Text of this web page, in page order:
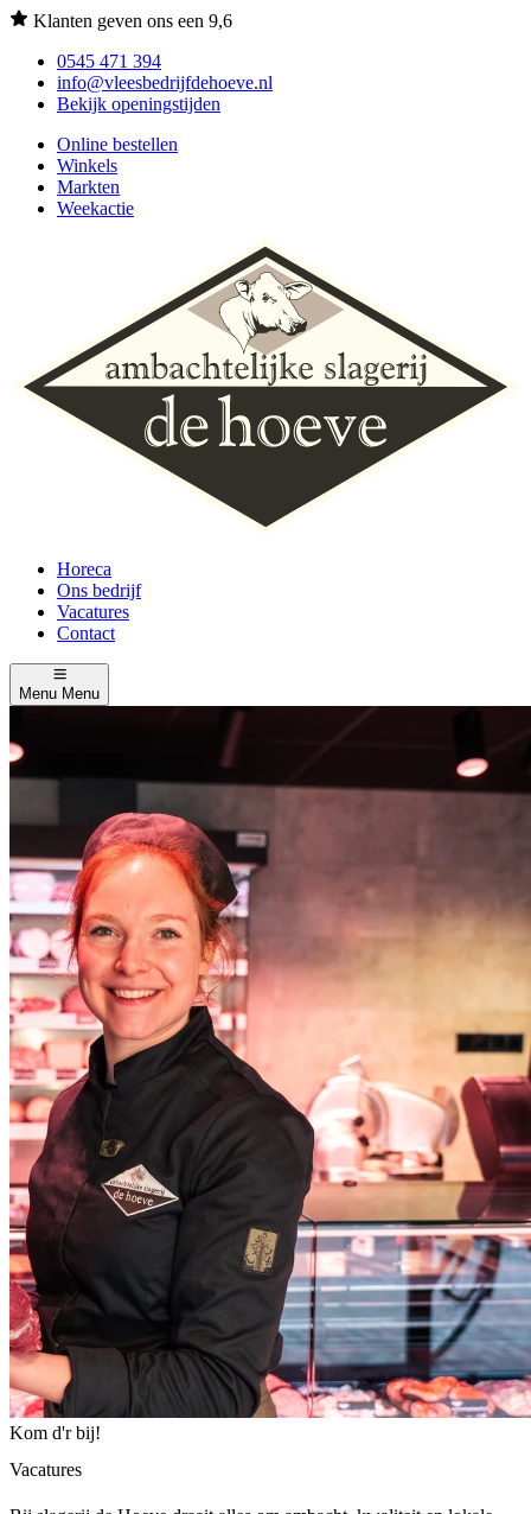
Klanten geven ons een 9,6
0545 471 394
info@vleesbedrijfdehoeve.nl
Bekijk openingstijden
Online bestellen
Winkels
Markten
Weekactie
Horeca
Ons bedrijf
Vacatures
Contact
Menu Menu
Kom d'r bij!
Vacatures